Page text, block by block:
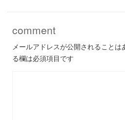
comment
メールアドレスが公開されることは
る欄は必須項目です